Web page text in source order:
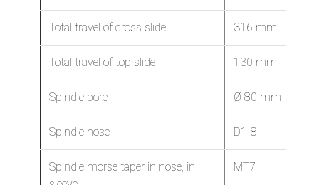
Total travel of cross slide 316 mm
Total travel of top slide 130 mm
Spindle bore Ø 80 mm
Spindle nose D1-8
Spindle morse taper in nose, in
MT7